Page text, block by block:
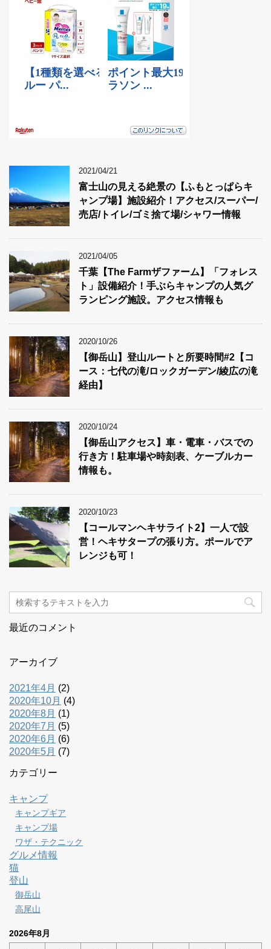
2021/04/21
富士山の見える絶景の【ふもとっぱらキ
ャンプ場】施設紹介！アクセス/スーパー/
売店/トイレ/ゴミ捨て場/シャワー情報
2021/04/05
千葉【The Farmザファーム】「フォレス
ト」設備紹介！手ぶらキャンプの人気グ
ランピング施設。アクセス情報も
2020/10/26
【御岳山】登山ルートと所要時間#2【コ
ース：七代の滝/ロックガーデン/綾広の滝
経由】
2020/10/24
【御岳山アクセス】車・電車・バスでの
行き方！駐車場や時刻表、ケーブルカー
情報も。
2020/10/23
【コールマンヘキサライト2】一人で設
営！ヘキサタープの張り方。ポールでア
レンジも可！
最近のコメント
アーカイブ
2021年4月 (2)
2020年10月 (4)
2020年8月 (1)
2020年7月 (5)
2020年6月 (6)
2020年5月 (7)
カテゴリー
キャンプ
キャンプギア
キャンプ場
ワザ・テクニック
グルメ情報
猫
登山
御岳山
高尾山
2026年8月